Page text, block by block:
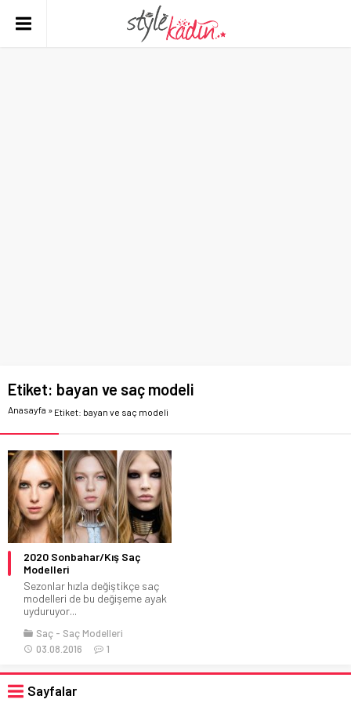
Etiket: bayan ve saç modeli
Anasayfa » Etiket: bayan ve saç modeli
2020 Sonbahar/Kış Saç
Modelleri
Sezonlar hızla değiştikçe saç
modelleri de bu değişeme ayak
uyduruyor...
Saç
Saç Modelleri
03.08.2016
1
Sayfalar